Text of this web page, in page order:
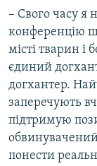
– Свого часу я
конференцію
місті тварин і
єдиний
догхантер.
заперечують
підтримую
понести